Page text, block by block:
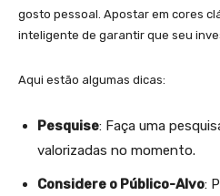
gosto pessoal. Apostar em cores
inteligente de garantir que seu
Aqui estão algumas dicas:
Pesquise: Faça uma
valorizadas no momento.
Considere o Público-Alvo: